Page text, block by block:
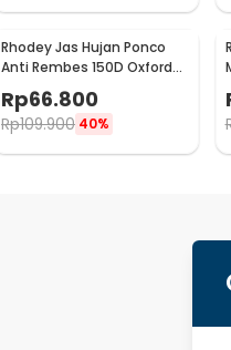
Rhodey Jas Hujan Ponco
Anti Rembes 150D Oxford
Waterproof Raincoat Size S
- PY-45
Rp66.800
Rp109.900 40%